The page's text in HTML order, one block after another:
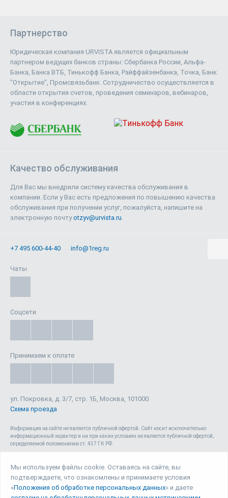
Партнерство
Юридическая компания URVISTA является официальным
партнером ведущих банков страны: Сбербанка России, Альфа-
Банка, Банка ВТБ, Тинькофф Банка, Райффайзенбанка, Точка, Банк
"Открытие", Промсвязьбанк. Сотрудничество осуществляется в
области открытия счетов, проведения семинаров, вебинаров,
участия в конференциях.
Качество обслуживания
Для Вас мы внедрили систему качества обслуживания в
компании. Если у Вас есть предложения по повышению качества
обслуживания при получении услуг, пожалуйста, напишите на
электронную почтуotzyv@urvista.ru.
+7 495 600-44-40 info@1reg.ru
Чаты
Соцсети
Принимаем к оплате
ул. Покровка, д. 3/7, стр. 1Б, Москва, 101000
Схема проезда
Информация на сайте не является публичной офертой. Cайт носит исключительно
информационный характер и ни при каких условиях не является публичной офертой,
определяемой положениями ст. 437 ГК РФ.
(ОГРН: 1087746040140) , а также зарегистрирован в качестве СМИ. Запрещается
копирование (как для собственных нужд, так и с целью распространения) и любое
иное использование сайта, его элементов и материалов без письменного согласия
Мы используем файлы cookie. Оставаясь на сайте, вы
подтверждаете, что ознакомлены и принимаете условия
«Положения об обработке персональных данных» и даете